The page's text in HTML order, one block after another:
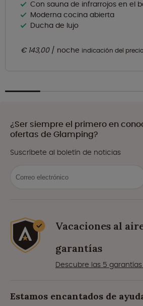
Con sauna de infrarrojos en el
Moderna cocina abierta
Ducha de lujo
€ 143,00 noche indicación del precio
¿Ser siempre el primero en
ofertas de Glamping?
Suscríbete al boletín de noticias
Vacaciones al
garantías
Descubre las 5
Estamos encantados de